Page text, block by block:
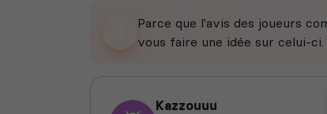
Parce que l'avis des joueurs
vous faire une idée sur celui-ci.
Kazzouuu